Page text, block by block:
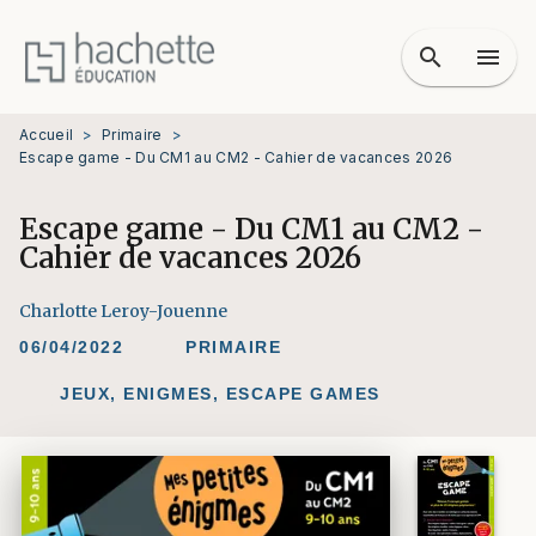
MENU RECHERCHE
PIED DE PAGE
search menu
Accueil > Primaire
>
Escape game - Du CM1 au CM2 - Cahier de vacances 2026
Escape game - Du CM1 au CM2 -
Cahier de vacances 2026
Charlotte Leroy-Jouenne
06/04/2022 PRIMAIRE
JEUX, ENIGMES, ESCAPE GAMES